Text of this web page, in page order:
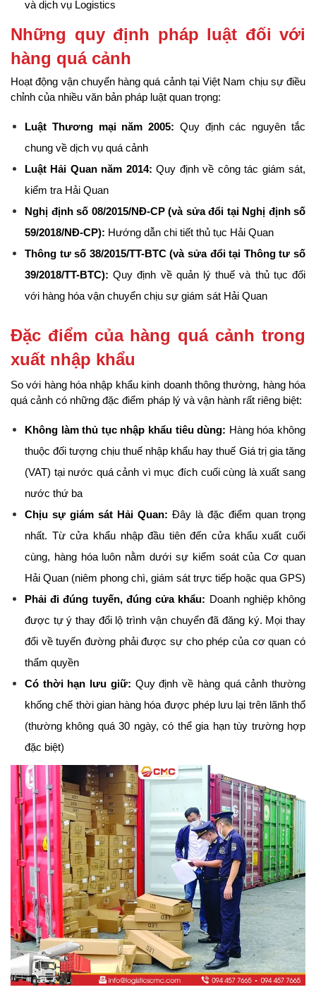
và dịch vụ Logistics
Những quy định pháp luật đối với
hàng quá cảnh
Hoạt động vận chuyển hàng quá cảnh tại Việt Nam chịu sự điều
chỉnh của nhiều văn bản pháp luật quan trọng:
Luật Thương mại năm 2005: Quy định các nguyên tắc
chung về dịch vụ quá cảnh
Luật Hải Quan năm 2014: Quy định về công tác giám sát,
kiểm tra Hải Quan
Nghị định số 08/2015/NĐ-CP (và sửa đổi tại Nghị định số
59/2018/NĐ-CP): Hướng dẫn chi tiết thủ tục Hải Quan
Thông tư số 38/2015/TT-BTC (và sửa đổi tại Thông tư số
39/2018/TT-BTC): Quy định về quản lý thuế và thủ tục đối
với hàng hóa vận chuyển chịu sự giám sát Hải Quan
Đặc điểm của hàng quá cảnh trong
xuất nhập khẩu
So với hàng hóa nhập khẩu kinh doanh thông thường, hàng hóa
quá cảnh có những đặc điểm pháp lý và vận hành rất riêng biệt:
Không làm thủ tục nhập khẩu tiêu dùng: Hàng hóa không
thuộc đối tượng chịu thuế nhập khẩu hay thuế Giá trị gia tăng
(VAT) tại nước quá cảnh vì mục đích cuối cùng là xuất sang
nước thứ ba
Chịu sự giám sát Hải Quan: Đây là đặc điểm quan trọng
nhất. Từ cửa khẩu nhập đầu tiên đến cửa khẩu xuất cuối
cùng, hàng hóa luôn nằm dưới sự kiểm soát của Cơ quan
Hải Quan (niêm phong chì, giám sát trực tiếp hoặc qua GPS)
Phải đi đúng tuyến, đúng cửa khẩu: Doanh nghiệp không
được tự ý thay đổi lộ trình vận chuyển đã đăng ký. Mọi thay
đổi về tuyến đường phải được sự cho phép của cơ quan có
thẩm quyền
Có thời hạn lưu giữ: Quy định về hàng quá cảnh thường
khống chế thời gian hàng hóa được phép lưu lại trên lãnh thổ
(thường không quá 30 ngày, có thể gia hạn tùy trường hợp
đặc biệt)